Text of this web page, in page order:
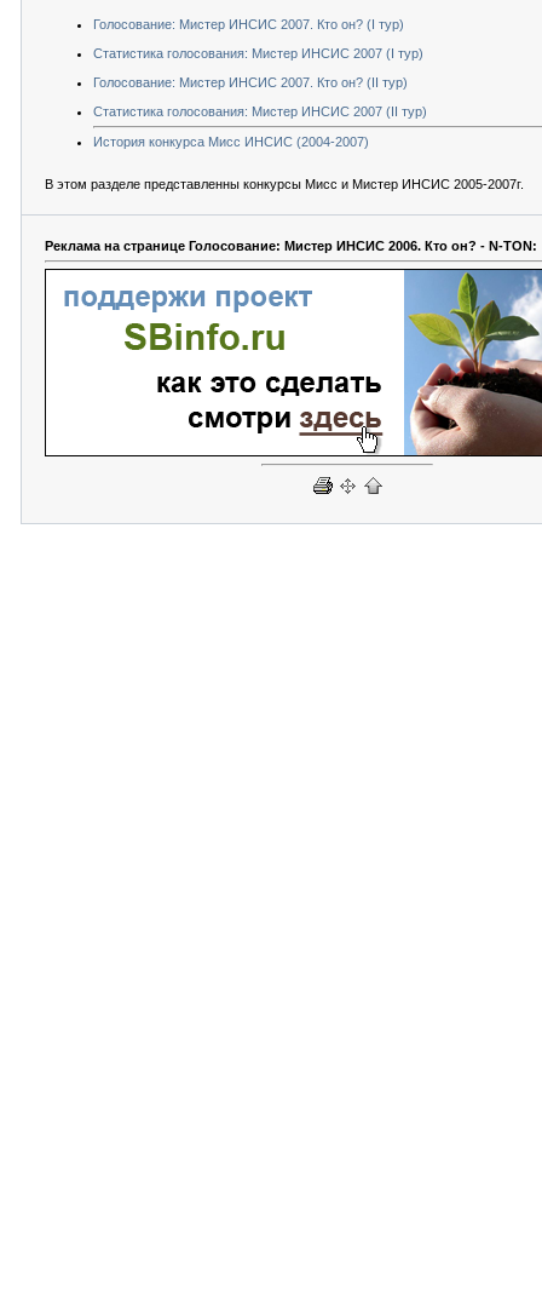
Голосование: Мистер ИНСИС 2007. Кто он? (I тур)
Статистика голосования: Мистер ИНСИС 2007 (I тур)
Голосование: Мистер ИНСИС 2007. Кто он? (II тур)
Статистика голосования: Мистер ИНСИС 2007 (II тур)
История конкурса Мисс ИНСИС (2004-2007)
В этом разделе представленны конкурсы Мисс и Мистер ИНСИС 2005-2007г.
Реклама на странице Голосование: Мистер ИНСИС 2006. Кто он? - N-TON: